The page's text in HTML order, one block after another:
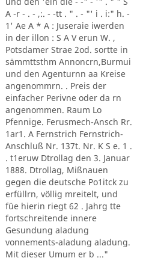
A -r - . - ,:. - -tt . " . - "' i . i:" h. -
1' Ae A * A : Juseraie iwerden
in der illon : S A V erun W. ,
Potsdamer Strae 2od. sortte in
sämmttsthm Annoncrn,Burmui
und den Agenturnn aa Kreise
angenommrn. . Preis der
einfacher Perivne oder da rn
angenommen. Raum Lo
Pfennige. Ferusmech-Ansch Rr.
1ar1. A Fernstrich Fernstrich-
Anschluß Nr. 137t. Nr. K S e. 1 .
. t1eruw Dtrollag den 3. Januar
1888. Dtrollag, Mißnauen
gegen die deutsche Po1itck zu
erfüllrn, völlig mreitelt, und
füe hierin riegt 62 . Jahrg tte
fortschreitende innere
Gesundung aladung
vonnements-aladung aladung.
Mit dieser Umum er b ..."